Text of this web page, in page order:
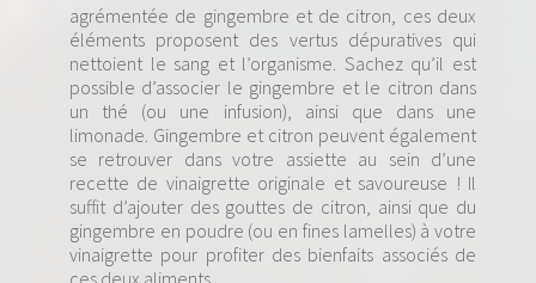
agrémentée de gingembre et de citron, ces deux
éléments proposent des vertus dépuratives qui
nettoient le sang et l’organisme. Sachez qu’il est
possible d’associer le gingembre et le citron dans
un thé (ou une infusion), ainsi que dans une
limonade. Gingembre et citron peuvent également
se retrouver dans votre assiette au sein d’une
recette de vinaigrette originale et savoureuse ! Il
suffit d’ajouter des gouttes de citron, ainsi que du
gingembre en poudre (ou en fines lamelles) à votre
vinaigrette pour profiter des bienfaits associés de
ces deux aliments.